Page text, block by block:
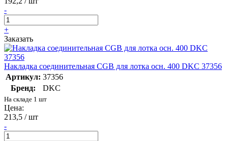
-
+
Заказать
Накладка соединительная CGB для лотка осн. 400 DKC 37356
Артикул: 37356
Бренд:
DKC
На складе 1 шт
Цена:
213,5 / шт
-